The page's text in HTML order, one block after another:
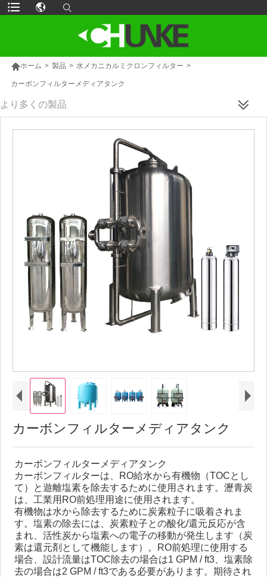
ホーム > 製品 > 水メカニカルミクロンフィルター >
カーボンフィルターメディアタンク
より多くの製品
カーボンフィルターメディアタンク
カーボンフィルターメディアタンク
カーボンフィルターは、R​​O給水から有機物（TOCとし
て）と遊離塩素を除去するために使用されます。瀝青炭
は、工業用RO前処理用途に使用されます。
有機物は水から除去するために炭素粒子に吸着されま
す。塩素の除去には、炭素粒子との酸化/還元反応が含
まれ、活性炭から塩素への電子の移動が発生します（炭
素は還元剤として機能します）。RO前処理に使用する
場合、設計流量はTOC除去の場合は1 GPM / ft3、塩素除
去の場合は2 GPM / ft3である必要があります。期待され